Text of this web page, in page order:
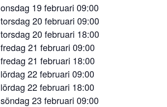
onsdag 19 februari 09:00
torsdag 20 februari 09:00
torsdag 20 februari 18:00
fredag 21 februari 09:00
fredag 21 februari 18:00
lördag 22 februari 09:00
lördag 22 februari 18:00
söndag 23 februari 09:00